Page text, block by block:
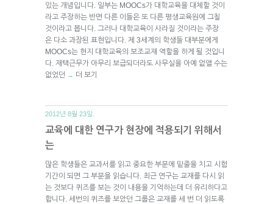
있는 개념입니다. 일부는 MOOCs가 대학교육을 대체할 것이
라고 주장하는 반면 다른 이들은 또 다른 평생교육원에 그칠
것이라고 봅니다. 그러나 대학교육이 사라질 것이라는 주장
은 다소 과장된 표현입니다. 제 3세계의 학생들 대부분에게
MOOCs는 현지 대학교육의 보조교재 역할을 하게 될 것입니
다. 재택근무가 아무리 보급되더라도 사무실을 아예 없앨 수는
없었던 → 더 보기
2012년 8월 23일.
교육에 대한 연구가 현장에 적용되기 위해서
는
많은 학생들은 교과서를 읽고 중요한 부분에 밑줄을 치고 시험
기간이 되면 그 부분을 읽습니다. 최근 연구는 교재를 다시 읽
는 것보다 퀴즈를 보는 것이 내용을 기억하는데 더 유리하다고
합니다. 세번의 퀴즈를 보았던 그룹은 교재를 세 번 더 읽도록